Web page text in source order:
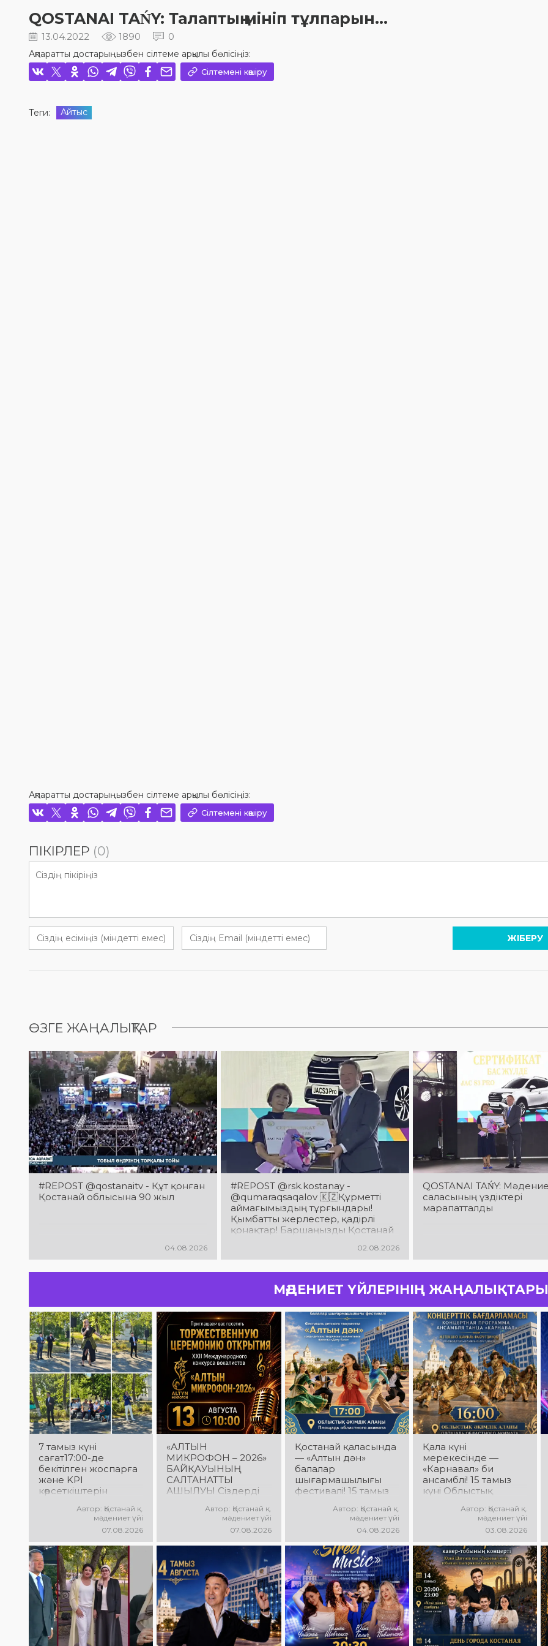
QOSTANAI TAŃY: Талаптың мініп тұлпарын…
13.04.2022 1890 0
Ақпаратты достарыңызбен сілтеме арқылы бөлісіңіз:
Сілтемені көшіру
Теги: Айтыс
Ақпаратты достарыңызбен сілтеме арқылы бөлісіңіз:
Сілтемені көшіру
ПІКІРЛЕР (0)
ЖІБЕРУ
ӨЗГЕ ЖАҢАЛЫҚТАР
#REPOST @qostanaitv - Құт қонған
Қостанай облысына 90 жыл
04.08.2026
#REPOST @rsk.kostanay -
@qumaraqsaqalov 🇰🇿Құрметті
аймағымыздың тұрғындары!
Қымбатты жерлестер, қадірлі
қонақтар! Баршаңызды Қостанай
мерейтойымен шын жүректен
құттықтаймын!
02.08.2026
QOSTANAI TAŃY:
саласының үздіктері
марапатталды
МӘДЕНИЕТ ҮЙЛЕРІНІҢ ЖАҢАЛЫҚТАРЫ
7 тамыз күні
сағат17:00-де
бекітілген жоспарға
және KPI
көрсеткіштерін
«Таза Қазақстан»
экологиялық
акциясына арналған
көшпелі концерт
Меңдіқара
ауданының Красная
Пресня ауылында
өткізілді
Автор: Қостанай қ.
мәдениет үйі
07.08.2026
«АЛТЫН
МИКРОФОН – 2026»
БАЙҚАУЫНЫҢ
САЛТАНАТТЫ
АШЫЛУЫ Сіздерді
«Алтын микрофон –
халықаралық
байқауының
салтанатты ашылу
рәсіміне шақырамыз!
Бұл күні түрлі
елдерден келген
талантты
орындаушылар бас
қосып, үлкен
шығармашылық
Автор: Қостанай қ.
мәдениет үйі
07.08.2026
Қостанай қаласында
— «Алтын дән»
балалар
шығармашылығы
фестивалі! 15 тамыз
әкімдік алаңында
«Даму бала»
жобасының балалар
шығармашылық
ұжымдары
қатысатын «Алтын
дән» фестивалі өтеді!
Сіздерді жас
таланттардың
жарқын өнері, әсем
әндер, әсерлі билер
мен мерекелік көңіл
Автор: Қостанай қ.
мәдениет үйі
04.08.2026
Қала күні
мерекесінде —
«Карнавал» би
ансамблі! 15 тамыз
күні Облыстық
«Карнавал» би
ансамблінің
бағдарламасы өтеді!
Ансамбль жетекшісі
— Шамиль
Фахрутдинов.
Сіздерді әсерлі
хореографиялық
қойылымдар,
жарқын бейнелер,
қуатты ырғақ пен
Автор: Қостанай қ.
мәдениет үйі
03.08.2026